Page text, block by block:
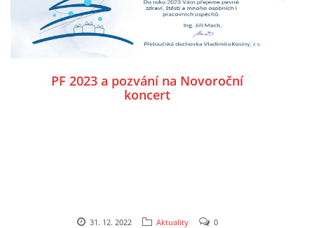
PF 2023 a pozvání na Novoroční
koncert
31. 12. 2022 Aktuality 0